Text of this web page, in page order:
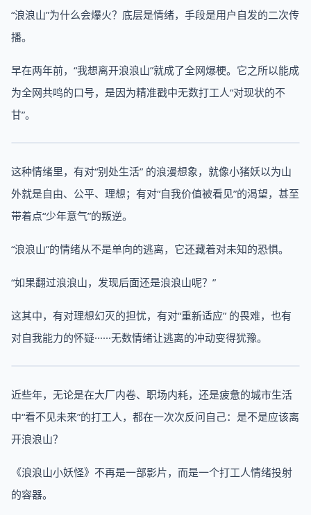
“浪浪山”为什么会爆火？底层是情绪，手段是用户自发的二次传
播。
早在两年前，“我想离开浪浪山”就成了全网爆梗。它之所以能成
为全网共鸣的口号，是因为精准戳中无数打工人“对现状的不
甘”。
这种情绪里，有对“别处生活” 的浪漫想象，就像小猪妖以为山
外就是自由、公平、理想；有对“自我价值被看见”的渴望，甚至
带着点“少年意气”的叛逆。
“浪浪山”的情绪从不是单向的逃离，它还藏着对未知的恐惧。
“如果翻过浪浪山，发现后面还是浪浪山呢？”
这其中，有对理想幻灭的担忧，有对“重新适应” 的畏难，也有
对自我能力的怀疑······无数情绪让逃离的冲动变得犹豫。
近些年，无论是在大厂内卷、职场内耗，还是疲惫的城市生活
中“看不见未来”的打工人，都在一次次反问自己：是不是应该离
开浪浪山？
《浪浪山小妖怪》不再是一部影片，而是一个打工人情绪投射
的容器。